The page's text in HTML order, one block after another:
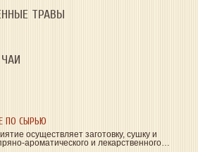
ТРАВЫ
ПО СЫРЬЮ
осуществляет заготовку, сушку и
ароматического и лекарственного…